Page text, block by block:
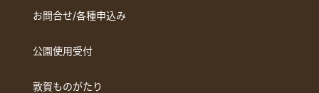
お問合せ/各種申込み
公園使用受付
敦賀ものがたり